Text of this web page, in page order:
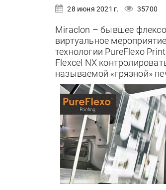
28 июня 2021 г. 35700
Miraclon – бывшее
виртуальное
технологии PureFlexo
Flexcel NX
называемой «грязной»